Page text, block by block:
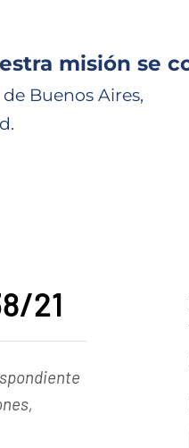
misión se
Buenos Aires,
21